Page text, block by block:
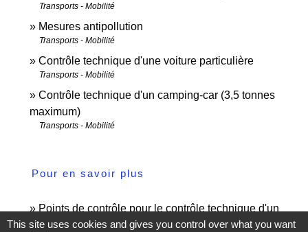
Transports - Mobilité
Mesures antipollution
Transports - Mobilité
Contrôle technique d'une voiture particulière
Transports - Mobilité
Contrôle technique d'un camping-car (3,5 tonnes
maximum)
Transports - Mobilité
Pour en savoir plus
Points de contrôle pour le contrôle technique d'un
véhicule légeropen_in_new
This site uses cookies and gives you control over what you want